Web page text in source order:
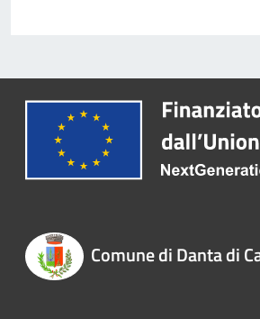
Comune di Danta di